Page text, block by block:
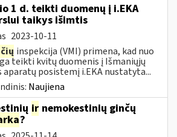
1 d. teikti duomenų į i.EKA
taikys išimtis
2023-10-11
inspekcija (VMI) primena, kad nuo
teikti kvitų duomenis į Išmaniųjų
posistemį i.EKA nustatyta...
Naujiena
ir nemokestinių ginčų
?